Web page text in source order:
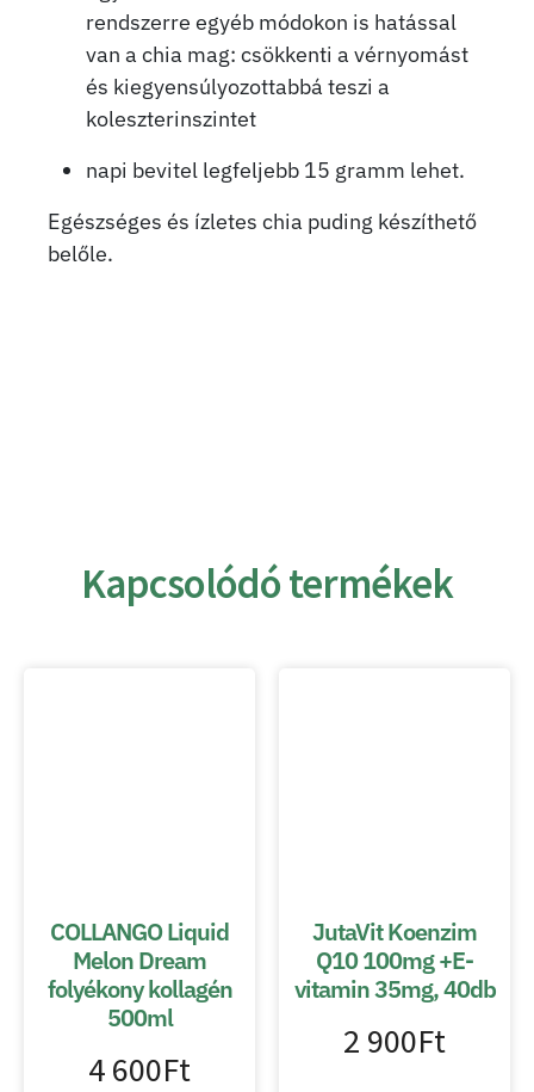
rendszerre egyéb módokon is hatással
van a chia mag: csökkenti a vérnyomást
és kiegyensúlyozottabbá teszi a
koleszterinszintet
napi bevitel legfeljebb 15 gramm lehet.
Egészséges és ízletes chia puding készíthető
belőle.
Kapcsolódó termékek
COLLANGO Liquid
Melon Dream
folyékony kollagén
500ml
4 600Ft
JutaVit Koenzim
Q10 100mg +E-
vitamin 35mg, 40db
2 900Ft